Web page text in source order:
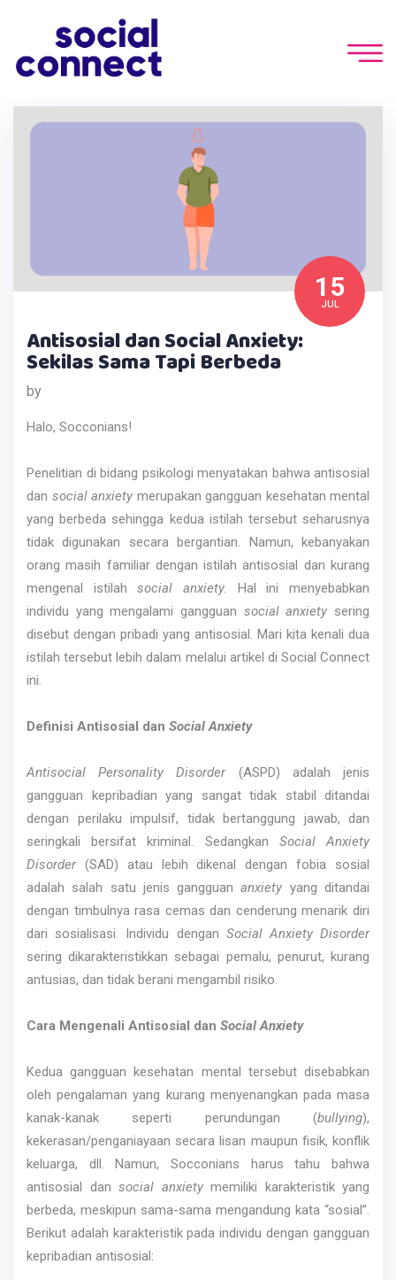
15
JUL
Antisosial dan Social Anxiety:
Sekilas Sama Tapi Berbeda
by
Halo, Socconians!
Penelitian di bidang psikologi menyatakan bahwa antisosial
dan social anxiety merupakan gangguan kesehatan mental
yang berbeda sehingga kedua istilah tersebut seharusnya
tidak digunakan secara bergantian. Namun, kebanyakan
orang masih familiar dengan istilah antisosial dan kurang
mengenal istilahsocial anxiety.
Hal ini menyebabkan
individu yang mengalami gangguan social anxiety sering
disebut dengan pribadi yang antisosial. Mari kita kenali dua
istilah tersebut lebih dalam melalui artikel di Social Connect
ini.
Definisi Antisosial dan Social Anxiety
Antisocial Personality Disorder(ASPD) adalah jenis
gangguan kepribadian yang sangat tidak stabil ditandai
dengan perilaku impulsif, tidak bertanggung jawab, dan
seringkali bersifat kriminal. Sedangkan Social Anxiety
Disorder(SAD) atau lebih dikenal dengan fobia sosial
adalah salah satu jenis gangguananxiety yang ditandai
dengan timbulnya rasa cemas dan cenderung menarik diri
dari sosialisasi. Individu dengan Social Anxiety Disorder
sering dikarakteristikkan sebagai pemalu, penurut, kurang
antusias, dan tidak berani mengambil risiko.
Cara Mengenali Antisosial dan Social Anxiety
Kedua gangguan kesehatan mental tersebut disebabkan
oleh pengalaman yang kurang menyenangkan pada masa
kanak-kanak seperti perundungan (bullying),
kekerasan/penganiayaan secara lisan maupun fisik, konflik
keluarga, dll. Namun, Socconians harus tahu bahwa
antisosial dan social anxietymemiliki karakteristik yang
berbeda, meskipun sama-sama mengandung kata “sosial”.
Berikut adalah karakteristik pada individu dengan gangguan
kepribadian antisosial: